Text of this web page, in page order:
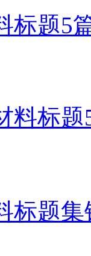
标题5
料标题
标题集